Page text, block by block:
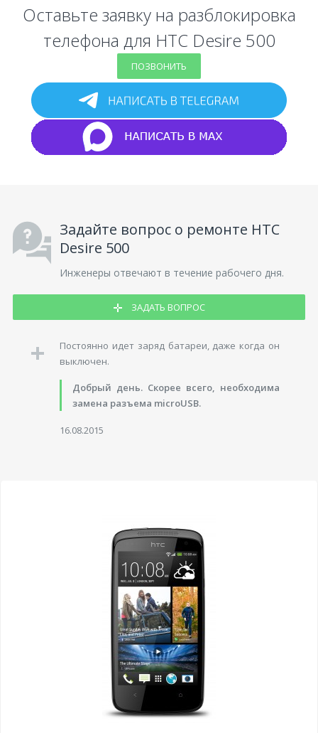
Оставьте заявку на разблокировка
телефона для HTC Desire 500
ПОЗВОНИТЬ
Задайте вопрос о ремонте HTC
Desire 500
Инженеры отвечают в течение рабочего дня.
ЗАДАТЬ ВОПРОС
Постоянно идет заряд батареи, даже когда он
выключен.
Добрый день. Скорее всего, необходима
замена разъема microUSB.
16.08.2015